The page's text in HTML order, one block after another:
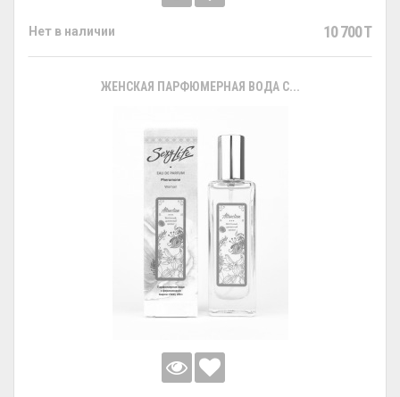
Нет в наличии 10 700 T
ЖЕНСКАЯ ПАРФЮМЕРНАЯ ВОДА С...